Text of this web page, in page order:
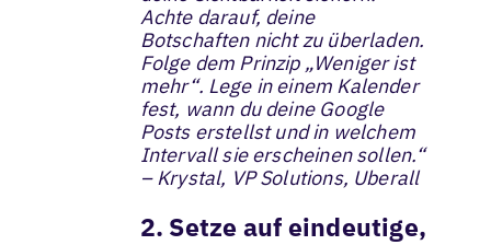
Achte darauf, deine
Botschaften nicht zu überladen.
Folge dem Prinzip „Weniger ist
mehr“. Lege in einem Kalender
fest, wann du deine Google
Posts erstellst und in welchem
Intervall sie erscheinen sollen.“
– Krystal, VP Solutions, Uberall
2. Setze auf eindeutige,